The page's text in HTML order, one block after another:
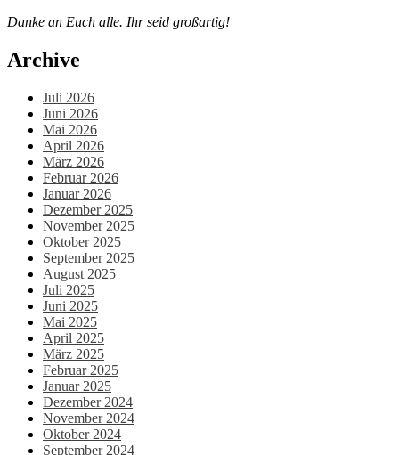
Danke an Euch alle. Ihr seid großartig!
Archive
Juli 2026
Juni 2026
Mai 2026
April 2026
März 2026
Februar 2026
Januar 2026
Dezember 2025
November 2025
Oktober 2025
September 2025
August 2025
Juli 2025
Juni 2025
Mai 2025
April 2025
März 2025
Februar 2025
Januar 2025
Dezember 2024
November 2024
Oktober 2024
September 2024